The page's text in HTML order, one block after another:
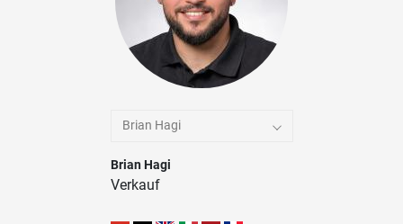
Brian Hagi
Brian Hagi
Verkauf